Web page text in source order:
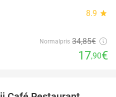
8.9 star
Normalpris 34,85€
17,90€